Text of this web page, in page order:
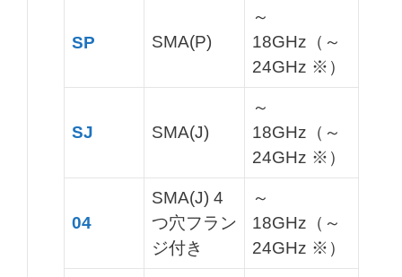
SP SMA(P)
～
18GHz（～
24GHz ※）
SJ SMA(J)
～
18GHz（～
24GHz ※）
04
SMA(J) 4
つ穴フラン
ジ付き
～
18GHz（～
24GHz ※）